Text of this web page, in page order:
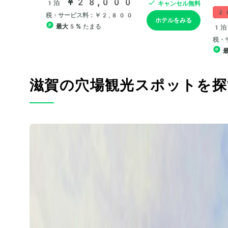
滋賀の穴場観光スポットを